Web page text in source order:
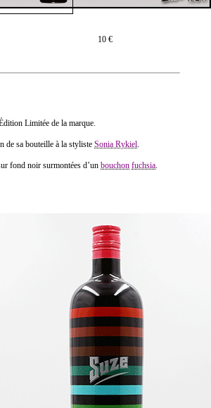
10 €
Limitée de la marque.
de sa bouteille à la styliste Sonia Rykiel.
fond noir surmontées d’un bouchon fuchsia.